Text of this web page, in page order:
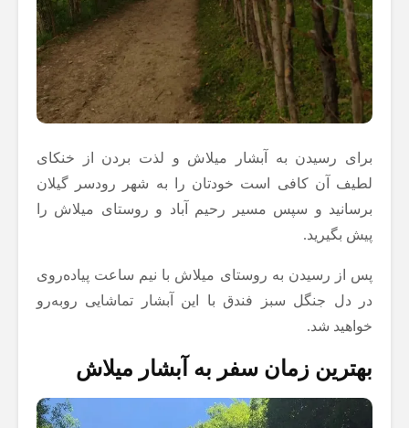
برای رسیدن به آبشار میلاش و لذت بردن از خنکای
لطیف آن کافی است خودتان را به شهر رودسر گیلان
برسانید و سپس مسیر رحیم آباد و روستای میلاش را
پیش بگیرید.
پس از رسیدن به روستای میلاش با نیم ساعت پیاده‌روی
در دل جنگل سبز فندق با این آبشار تماشایی روبه‌رو
خواهید شد.
بهترین زمان سفر به آبشار میلاش